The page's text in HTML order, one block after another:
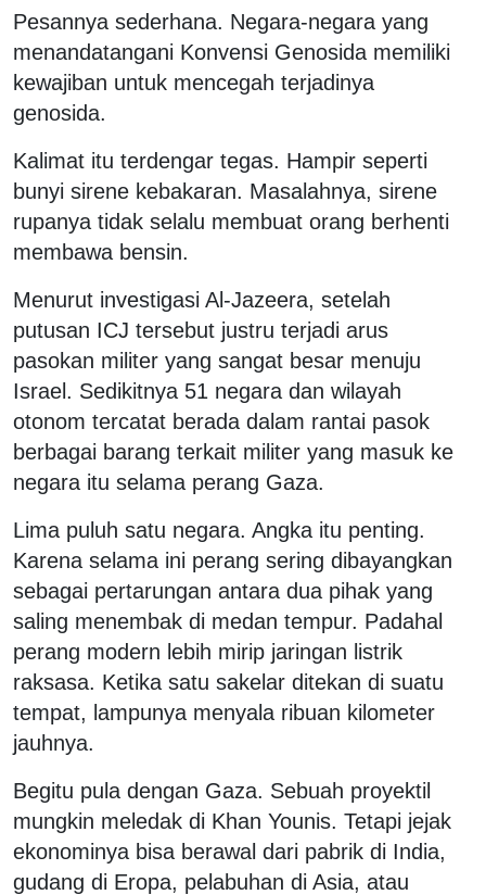
Pesannya sederhana. Negara-negara yang
menandatangani Konvensi Genosida memiliki
kewajiban untuk mencegah terjadinya
genosida.
Kalimat itu terdengar tegas. Hampir seperti
bunyi sirene kebakaran. Masalahnya, sirene
rupanya tidak selalu membuat orang berhenti
membawa bensin.
Menurut investigasi Al-Jazeera, setelah
putusan ICJ tersebut justru terjadi arus
pasokan militer yang sangat besar menuju
Israel. Sedikitnya 51 negara dan wilayah
otonom tercatat berada dalam rantai pasok
berbagai barang terkait militer yang masuk ke
negara itu selama perang Gaza.
Lima puluh satu negara. Angka itu penting.
Karena selama ini perang sering dibayangkan
sebagai pertarungan antara dua pihak yang
saling menembak di medan tempur. Padahal
perang modern lebih mirip jaringan listrik
raksasa. Ketika satu sakelar ditekan di suatu
tempat, lampunya menyala ribuan kilometer
jauhnya.
Begitu pula dengan Gaza. Sebuah proyektil
mungkin meledak di Khan Younis. Tetapi jejak
ekonominya bisa berawal dari pabrik di India,
gudang di Eropa, pelabuhan di Asia, atau